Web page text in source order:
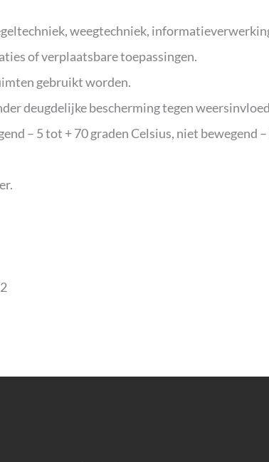
weegtechniek,
of verplaatsbare toepassingen.
gebruikt worden.
deugdelijke bescherming tegen
– 5 tot + 70 graden Celsius, niet bewegend